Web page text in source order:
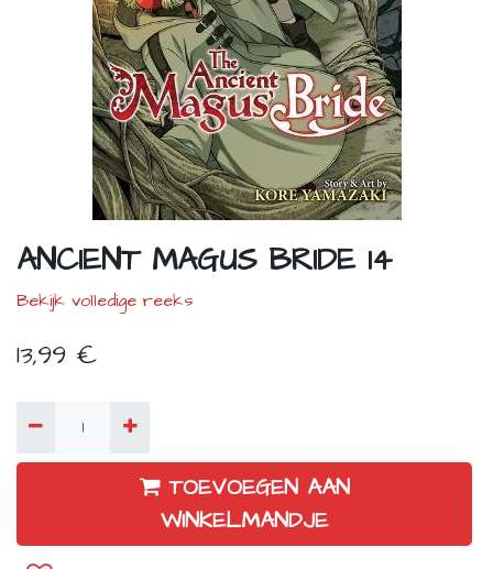
ANCIENT MAGUS BRIDE 14
Bekijk volledige reeks
13,99 €
TOEVOEGEN AAN
WINKELMANDJE